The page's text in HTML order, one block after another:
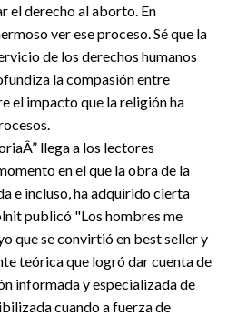
el derecho al aborto. En
ver ese proceso. Sé que la
de los derechos humanos
la compasión entre
el impacto que la religión ha
llega a los lectores
en el que la obra de la
e incluso, ha adquirido cierta
publicó "Los hombres me
que se convirtió en best seller y
teórica que logró dar cuenta de
informada y especializada de
cuando a fuerza de